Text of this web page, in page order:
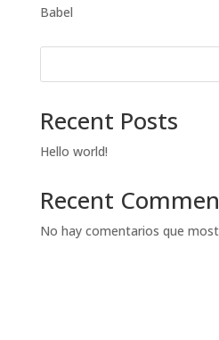
Babel
Recent Posts
Hello world!
Recent
No hay comentarios que